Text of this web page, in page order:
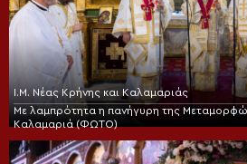
Ι.Μ. Νέας Κρήνης και Καλαμαριάς
Με λαμπρότητα η πανήγυρη της
Καλαμαριά (ΦΩΤΟ)